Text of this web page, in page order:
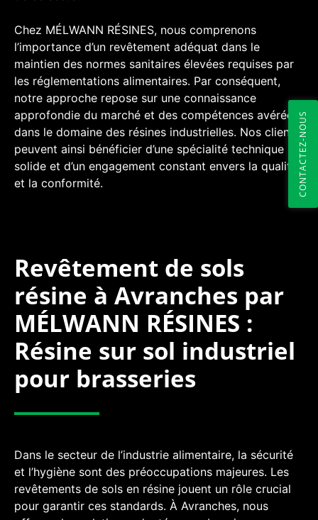
Chez MÉLWANN RÉSINES, nous comprenons
l’importance d’un revêtement adéquat dans le
maintien des normes sanitaires élevées requises par
les réglementations alimentaires. Par conséquent,
notre approche repose sur une connaissance
approfondie du marché et des compétences avérées
dans le domaine des résines industrielles. Nos clients
peuvent ainsi bénéficier d’une spécialité technique
solide et d’un engagement constant envers la qualité
et la conformité.
Revêtement de sols
résine à Avranches par
MÉLWANN RÉSINES :
Résine sur sol industriel
pour brasseries
Dans le secteur de l’industrie alimentaire, la sécurité
et l’hygiène sont des préoccupations majeures. Les
revêtements de sols en résine jouent un rôle crucial
pour garantir ces standards. À Avranches, nous
CONTACTEZ-NOUS